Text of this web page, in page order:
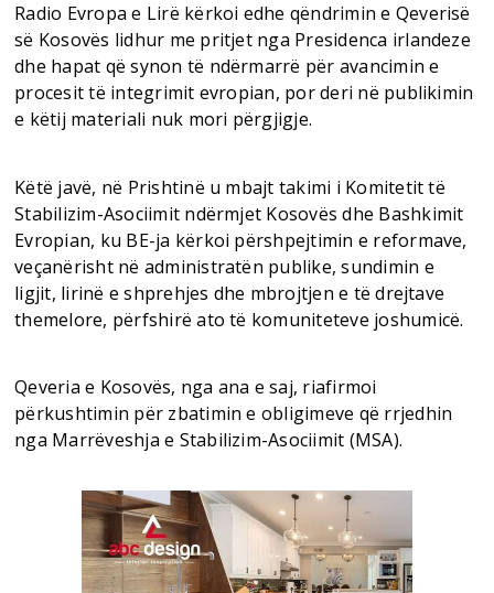
Radio Evropa e Lirë kërkoi edhe qëndrimin e Qeverisë
së Kosovës lidhur me pritjet nga Presidenca irlandeze
dhe hapat që synon të ndërmarrë për avancimin e
procesit të integrimit evropian, por deri në publikimin
e këtij materiali nuk mori përgjigje.
Këtë javë, në Prishtinë u mbajt takimi i Komitetit të
Stabilizim-Asociimit ndërmjet Kosovës dhe Bashkimit
Evropian, ku BE-ja kërkoi përshpejtimin e reformave,
veçanërisht në administratën publike, sundimin e
ligjit, lirinë e shprehjes dhe mbrojtjen e të drejtave
themelore, përfshirë ato të komuniteteve joshumicë.
Qeveria e Kosovës, nga ana e saj, riafirmoi
përkushtimin për zbatimin e obligimeve që rrjedhin
nga Marrëveshja e Stabilizim-Asociimit (MSA).